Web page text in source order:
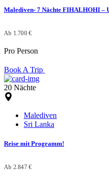
Malediven- 7 Nächte FIHALHOHI –
Ab 1.700 €
Pro Person
Book A Trip
20 Nächte
Malediven
Sri Lanka
Reise mit Programm!
Ab 2.847 €